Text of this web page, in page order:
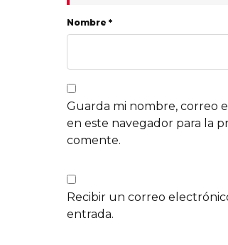
Nombre *
Guarda mi nombre, correo
en este navegador para la
comente.
Recibir un correo
entrada.